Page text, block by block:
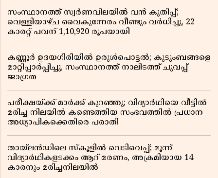
സംസ്ഥാനത്ത് സ്വർണവിലയിൽ വൻ കുതിപ്പ്;
വെള്ളിയാഴ്ച വൈകുന്നേരം വീണ്ടും വർധിച്ചു, 22
കാരറ്റ് പവന് 1,10,920 രൂപയായി
കണ്ണൂർ ഉദയഗിരിയിൽ ഉരുൾപൊട്ടൽ; കുടുംബങ്ങളെ
മാറ്റിപ്പാർപ്പിച്ചു, സംസ്ഥാനത്ത് നാലിടത്ത് ചുവപ്പ്
ജാഗ്രത
പരീക്ഷയ്ക്ക് മാർക്ക് കുറഞ്ഞു; വിദ്യാർഥിയെ വീട്ടിൽ
മരിച്ച നിലയിൽ കണ്ടെത്തിയ സംഭവത്തിൽ പ്രധാന
അധ്യാപികക്കെതിരെ പരാതി
തായ്‌ലൻഡിലെ സ്‌കൂളിൽ വെടിവെപ്പ്; മൂന്ന്
വിദ്യാർഥികളടക്കം ആറ് മരണം, അക്രമിയായ 14
കാരനും മരിച്ചനിലയിൽ